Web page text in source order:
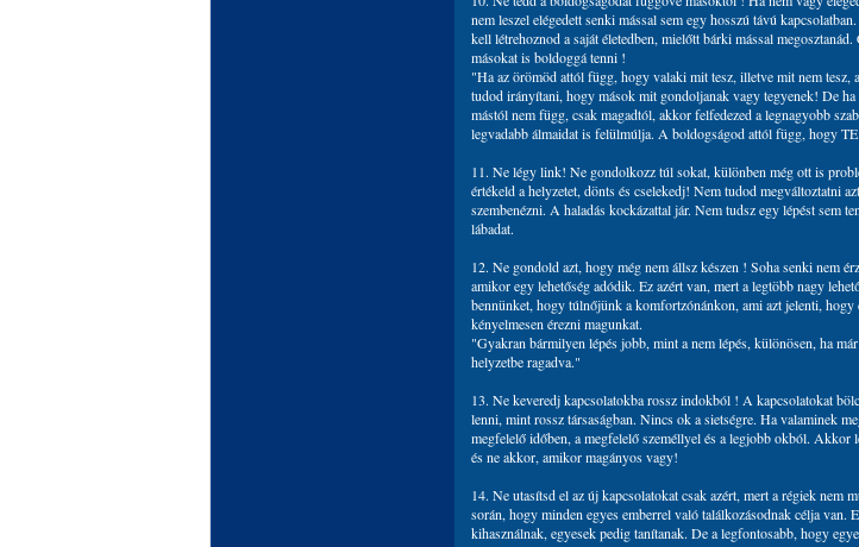
nem leszel elégedett senki mással sem egy hosszú távú
kell létrehoznod a saját életedben, mielőtt bárki mással
másokat is boldoggá tenni !
"Ha az örömöd attól függ, hogy valaki mit tesz, illetve mit nem tesz,
tudod irányítani, hogy mások mit gondoljanak vagy tegyenek! De
mástól nem függ, csak magadtól, akkor felfedezed a legnagyobb
legvadabb álmaidat is felülmúlja. A boldogságod attól függ, hogy
11. Ne légy link! Ne gondolkozz túl sokat, különben még ott is
értékeld a helyzetet, dönts és cselekedj! Nem tudod megváltoztatni
szembenézni. A haladás kockázattal jár. Nem tudsz egy lépést sem
lábadat.
12. Ne gondold azt, hogy még nem állsz készen ! Soha senki nem
amikor egy lehetőség adódik. Ez azért van, mert a legtöbb nagy
bennünket, hogy túlnőjünk a komfortzónánkon, ami azt jelenti, hogy
kényelmesen érezni magunkat.
"Gyakran bármilyen lépés jobb, mint a nem lépés, különösen, ha
helyzetbe ragadva."
13. Ne keveredj kapcsolatokba rossz indokból ! A kapcsolatokat
lenni, mint rossz társaságban. Nincs ok a sietségre. Ha valaminek
megfelelő időben, a megfelelő személlyel és a legjobb okból. Akkor
és ne akkor, amikor magányos vagy!
14. Ne utasítsd el az új kapcsolatokat csak azért, mert a régiek nem
során, hogy minden egyes emberrel való találkozásodnak célja van.
kihasználnak, egyesek pedig tanítanak. De a legfontosabb, hogy